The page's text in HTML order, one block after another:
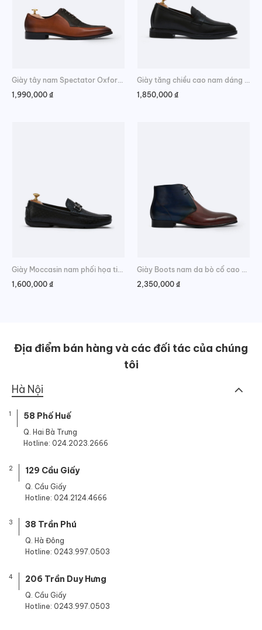
Giày tây nam Spectator Oxford da bò
1,990,000 ₫
Giày tăng chiều cao nam dáng Penny Loafer
1,850,000 ₫
Giày Moccasin nam phối họa tiết đan chéo
1,600,000 ₫
2,350,000 ₫
Địa điểm bán hàng và các đối tác của chúng
tôi
Hà Nội
1 58 Phố Huế
Q. Hai Bà Trưng
Hotline: 024.2023.2666
2 129 Cầu Giấy
Q. Cầu Giấy
Hotline: 024.2124.4666
3 38 Trần Phú
Q. Hà Đông
Hotline: 0243.997.0503
4 206 Trần Duy Hưng
Q. Cầu Giấy
Hotline: 0243.997.0503